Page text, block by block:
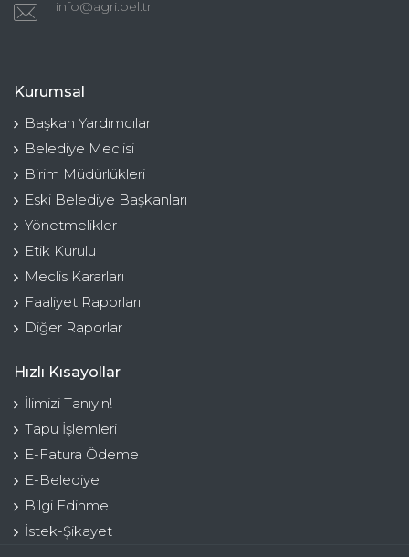
info@agri.bel.tr
Kurumsal
Başkan Yardımcıları
Belediye Meclisi
Birim Müdürlükleri
Eski Belediye Başkanları
Yönetmelikler
Etik Kurulu
Meclis Kararları
Faaliyet Raporları
Diğer Raporlar
Hızlı Kısayollar
İlimizi Tanıyın!
Tapu İşlemleri
E-Fatura Ödeme
E-Belediye
Bilgi Edinme
İstek-Şikayet